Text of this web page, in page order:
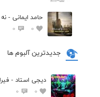
حامد ایمانی -
0
0
جدیدترین آلبوم ها
دیجی استاد -
0
0